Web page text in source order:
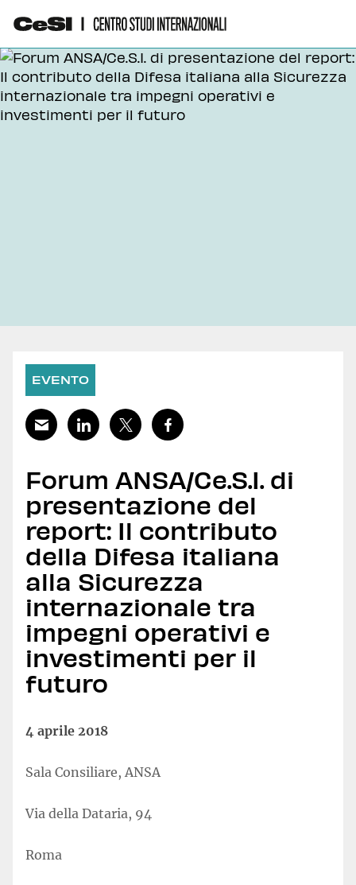
EVENTO
Forum ANSA/Ce.S.I. di
presentazione del
report: Il contributo
della Difesa italiana
alla Sicurezza
internazionale tra
impegni operativi e
investimenti per il
futuro
4 aprile 2018
Sala Consiliare, ANSA
Via della Dataria, 94
Roma